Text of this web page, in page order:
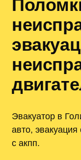
Эвакуатор в
авто,
с акпп.